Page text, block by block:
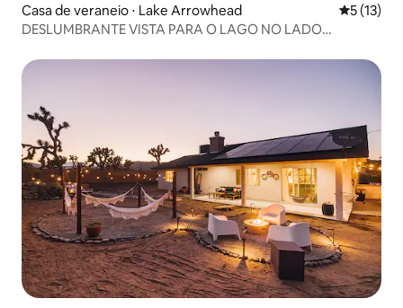
Casa de veraneio ⋅ Lake Arrowhead 5 de uma
5 (13)
DESLUMBRANTE VISTA PARA O LAGO NO LADO